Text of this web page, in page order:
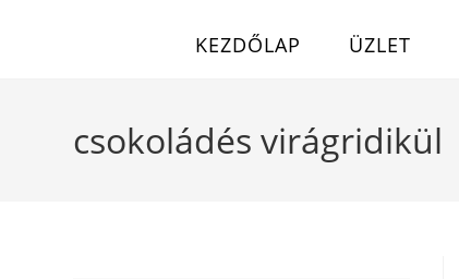
KEZDŐLAP ÜZLET
csokoládés virágridikül